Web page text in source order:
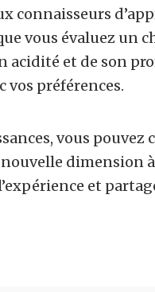
connaisseurs
vous évaluez un
acidité et de son
vos préférences.
vous
dimension
et